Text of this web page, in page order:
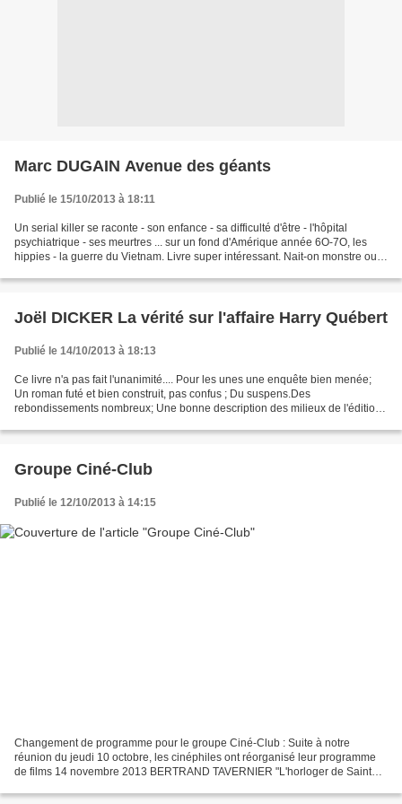
Marc DUGAIN Avenue des géants
Publié le 15/10/2013 à 18:11
Un serial killer se raconte - son enfance - sa difficulté d'être - l'hôpital
psychiatrique - ses meurtres ... sur un fond d'Amérique année 6O-7O, les
hippies - la guerre du Vietnam. Livre super intéressant. Nait-on monstre ou
Joël DICKER La vérité sur l'affaire Harry Québert
Publié le 14/10/2013 à 18:13
Ce livre n'a pas fait l'unanimité.... Pour les unes une enquête bien menée;
Un roman futé et bien construit, pas confus ; Du suspens.Des
rebondissements nombreux; Une bonne description des milieux de l'édition
Groupe Ciné-Club
Publié le 12/10/2013 à 14:15
Changement de programme pour le groupe Ciné-Club : Suite à notre
réunion du jeudi 10 octobre, les cinéphiles ont réorganisé leur programme
de films 14 novembre 2013 BERTRAND TAVERNIER "L'horloger de Saint